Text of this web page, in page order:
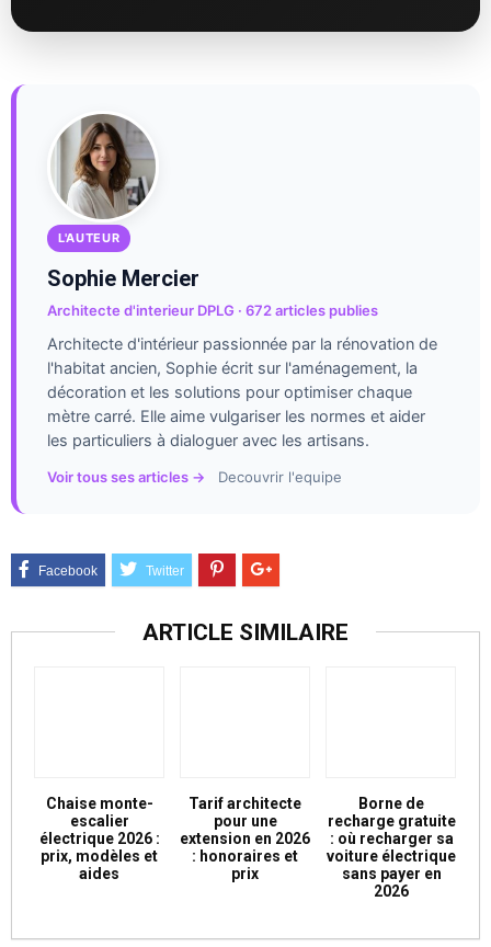
L'AUTEUR
Sophie Mercier
Architecte d'interieur DPLG · 672 articles publies
Architecte d'intérieur passionnée par la rénovation de
l'habitat ancien, Sophie écrit sur l'aménagement, la
décoration et les solutions pour optimiser chaque
mètre carré. Elle aime vulgariser les normes et aider
les particuliers à dialoguer avec les artisans.
Voir tous ses articles → Decouvrir l'equipe
ARTICLE SIMILAIRE
Chaise monte-
escalier
électrique 2026 :
prix, modèles et
aides
Tarif architecte
pour une
extension en 2026
: honoraires et
prix
Borne de
recharge gratuite
: où recharger sa
voiture électrique
sans payer en
2026